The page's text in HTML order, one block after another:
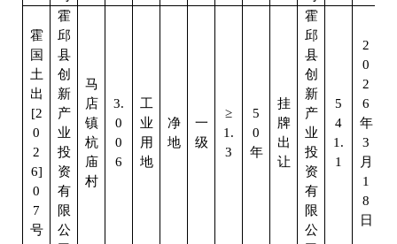
霍
国
土
出
[2
0
2
6]
0
7
号
霍
邱
县
创
新
产
业
投
资
有
限
公
马
店
镇
杭
庙
村
3.
0
0
6
工
业
用
地
净
地
一
级
≥
1.
3
5
0
年
挂
牌
出
让
霍
邱
县
创
新
产
业
投
资
有
限
公
5
4
1.
1
2
0
2
6
年
3
月
1
8
日